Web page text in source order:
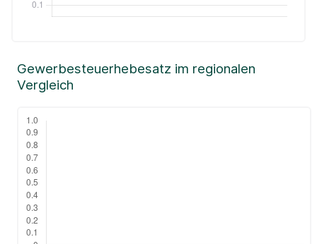
Gewerbesteuerhebesatz im regionalen
Vergleich